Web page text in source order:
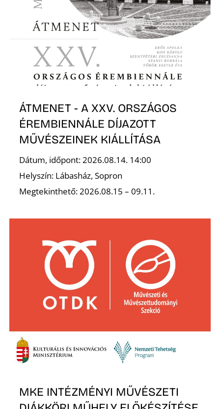
ÁTMENET - A XXV. ORSZÁGOS
ÉREMBIENNÁLE DÍJAZOTT
MŰVÉSZEINEK KIÁLLÍTÁSA
Dátum, időpont: 2026.08.14. 14:00
Helyszín: Lábasház, Sopron
Megtekinthető: 2026.08.15 – 09.11.
MKE INTÉZMÉNYI MŰVÉSZETI